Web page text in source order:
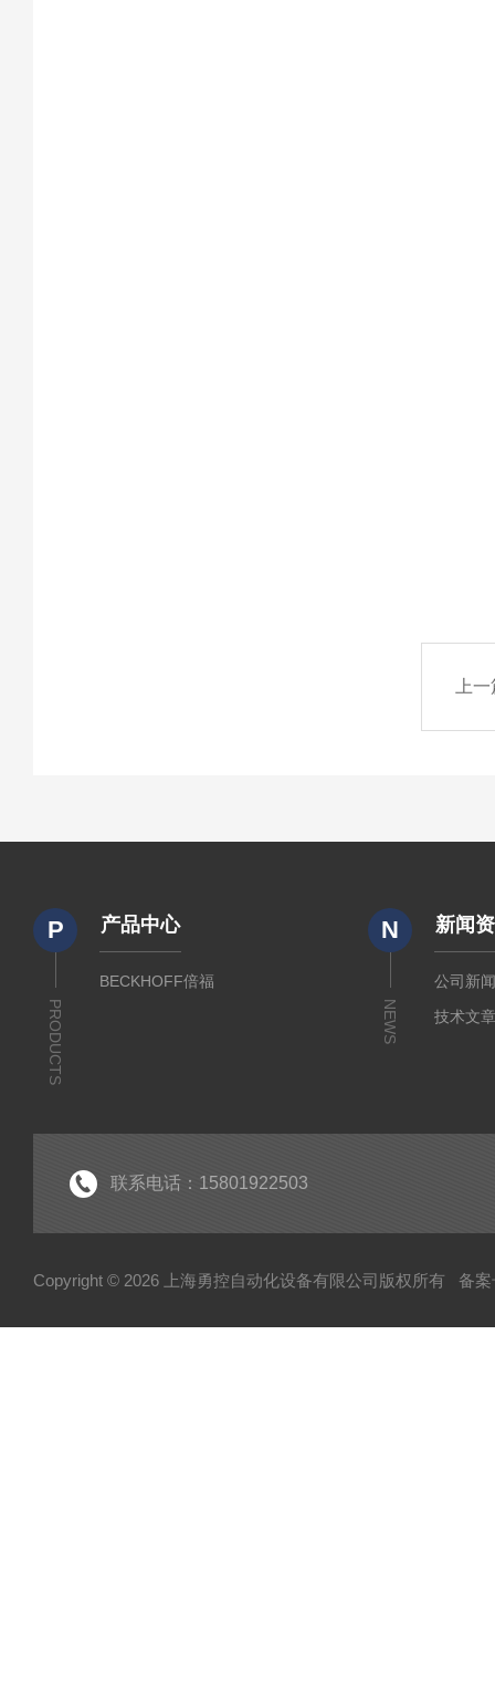
上
P
PRODUCTS
产品中心
BECKHOFF倍福
N
NEWS
新闻
公司新
技术文
联系电话：15801922503
Copyright © 2026 上海勇控自动化设备有限公司版权所有 备案